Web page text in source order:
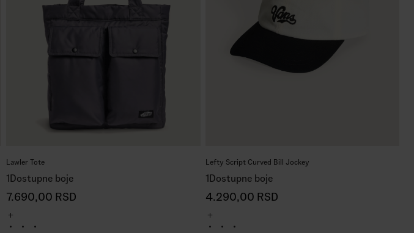
Lawler Tote
1Dostupne boje
7.690,00 RSD
Lefty Script Curved Bill Jockey
1Dostupne boje
4.290,00 RSD